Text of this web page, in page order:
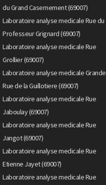
du Grand Casernement (69007)
Laboratoire analyse medicale Rue du
Professeur Grignard (69007)
Laboratoire analyse medicale Rue
Grollier (69007)
Laboratoire analyse medicale Grande
Rue de la Guillotiere (69007)
Laboratoire analyse medicale Rue
Jaboulay (69007)
Laboratoire analyse medicale Rue
Jangot (69007)
Laboratoire analyse medicale Rue
Etienne Jayet (69007)
Laboratoire analyse medicale Rue